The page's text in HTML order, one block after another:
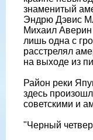
знаменитый
Эндрю Дэвис
Михаил Аверин
лишь одна с
расстрелял
на выходе из
Район реки
здесь
советскими и
"Черный